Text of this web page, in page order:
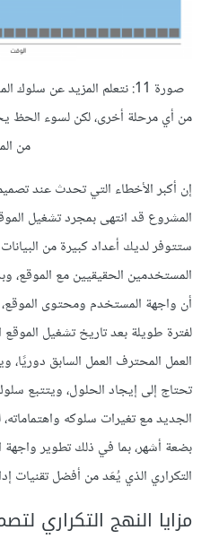
صورة 11: نتعلم المزيد عن
من أي مرحلة أخرى، لكن لسوء الحظ
من
إن أكبر الأخطاء التي تحدث عند
المشروع قد انتهى بمجرد تشغيل
ستتوفر لديك أعداد كبيرة من
المستخدمين الحقيقيين مع الموقع،
أن واجهة المستخدم ومحتوى
لفترة طويلة بعد تاريخ تشغيل
العمل المحترف العمل السابق دوريًا،
تحتاج إلى إيجاد الحلول، ويتتبع
الجديد مع تغيرات سلوكه
بضعة أشهر، بما في ذلك تطوير
التكراري الذي يُعَد من أفضل تقنيات
مزايا النهج التكراري